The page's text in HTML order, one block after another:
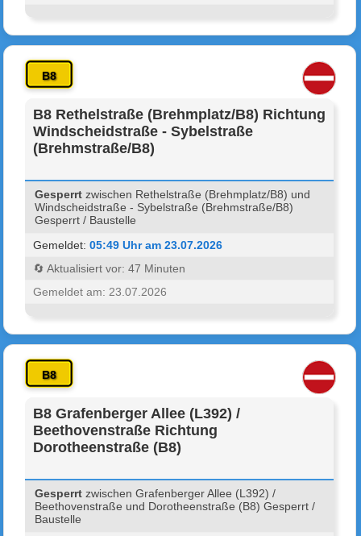
B8
B8 Rethelstraße (Brehmplatz/B8) Richtung
Windscheidstraße - Sybelstraße
(Brehmstraße/B8)
Gesperrt zwischen Rethelstraße (Brehmplatz/B8) und
Windscheidstraße - Sybelstraße (Brehmstraße/B8)
Gesperrt / Baustelle
Gemeldet:05:49 Uhr am 23.07.2026
🔄 Aktualisiert vor: 47 Minuten
Gemeldet am: 23.07.2026
B8
B8 Grafenberger Allee (L392) /
Beethovenstraße Richtung
Dorotheenstraße (B8)
Gesperrt zwischen Grafenberger Allee (L392) /
Beethovenstraße und Dorotheenstraße (B8) Gesperrt /
Baustelle